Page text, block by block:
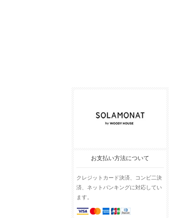
お支払い方法について
クレジットカード決済、コンビ二決
済、ネットバンキングに対応してい
ます。